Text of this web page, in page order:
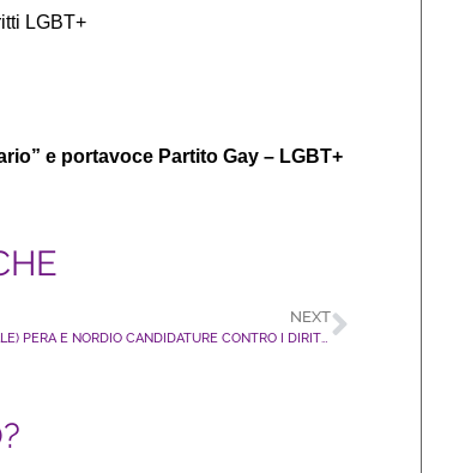
LGBT+
e portavoce Partito Gay – LGBT+
NEXT
(QUIRINALE) PERA E NORDIO CANDIDATURE CONTRO I DIRITTI LGBT+ SONO INACCETTABILI